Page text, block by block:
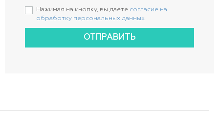
Нажимая на кнопку, вы даете согласие на
обработку персональных данных
ОТПРАВИТЬ